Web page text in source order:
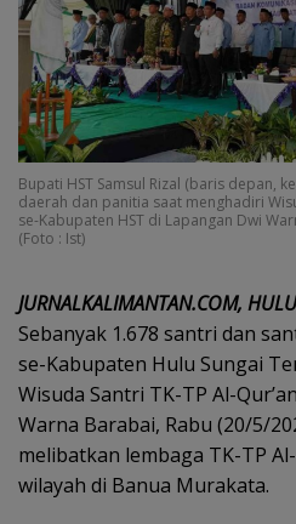
Bupati HST Samsul Rizal (baris depan,
daerah dan panitia saat menghadiri
se-Kabupaten HST di Lapangan Dwi
(Foto : Ist)
JURNALKALIMANTAN.COM,
Sebanyak 1.678 santri dan
se-Kabupaten Hulu Sungai
Wisuda Santri TK-TP Al-
Warna Barabai, Rabu (20/5/
melibatkan lembaga TK-TP
wilayah di Banua Murakata.